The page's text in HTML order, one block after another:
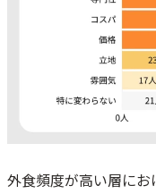
外食頻度が高い層にお